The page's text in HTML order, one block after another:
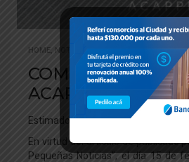
HOME, NOTICIAS
COMUNICADO
ACAPPH
Estimados Socios y Amigos,
En virtud del artículo de publicado
Pequeñas Noticias”, el día 15 de